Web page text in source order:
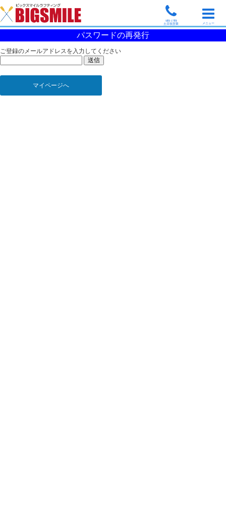
9時-17時
土日祝営業
メニュー
パスワードの再発行
ご登録のメールアドレスを入力してください
マイページへ